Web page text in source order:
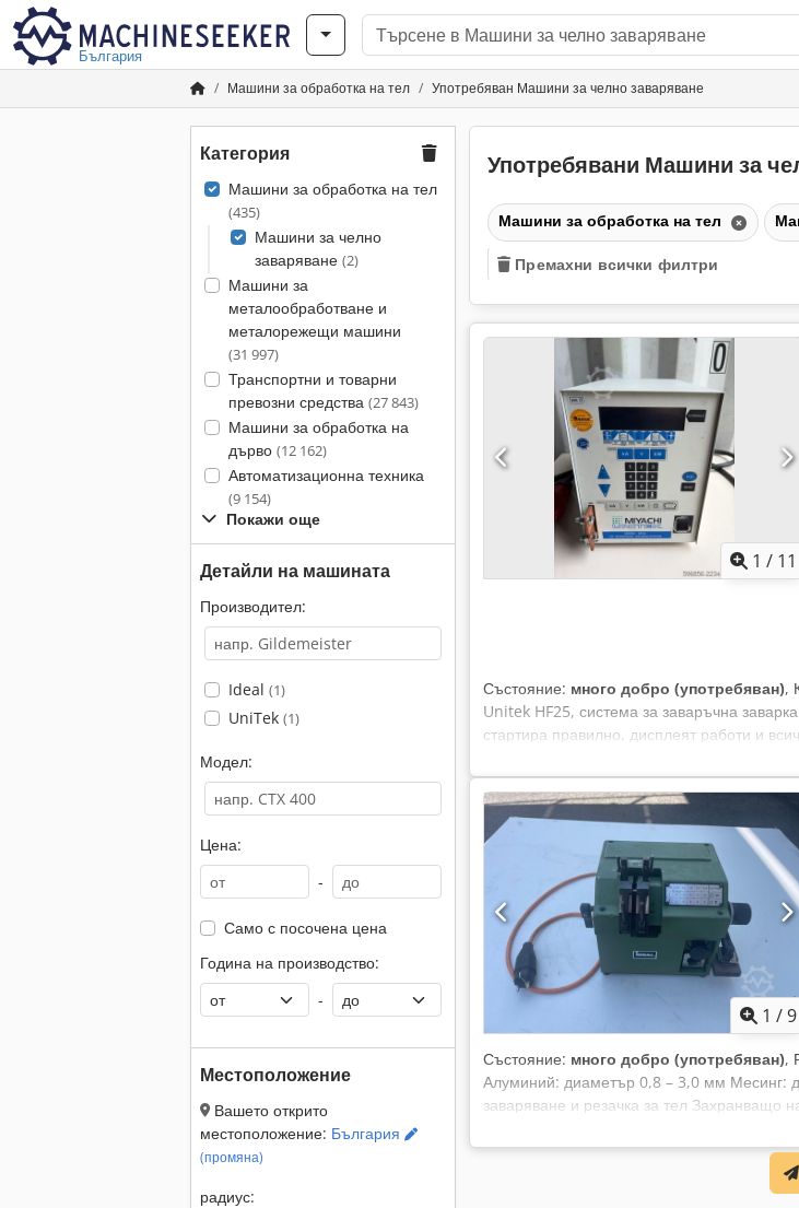
България
Машини за обработка на тел Употребяван Машини за челно заваряване
Категория
Машини за обработка на тел
(435)
Машини за челно
заваряване (2)
Машини за
металообработване и
металорежещи машини
(31 997)
Транспортни и товарни
превозни средства (27 843)
Машини за обработка на
дърво (12 162)
Автоматизационна техника
(9 154)
Покажи още
Детайли на машината
Производител:
Ideal (1)
UniTek (1)
Модел:
Цена:
-
Само с посочена цена
Година на производство:
-
Местоположение
Вашето открито
местоположение: България
(промяна)
радиус:
Употребявани Машини за
Машини за обработка на тел
Премахни всички филтри
1 / 11
Състояние: много добро (употребяван),
Unitek HF25, система за заваръчна
стартира правилно, дисплеят работи и
съобщението „EMERGENCY STOP –
аварийно спиране – това не е дефект на
процеса на точкова заварка с постоянен
възможност за програмиране на
485. Захранване 380–400 V AC, 50/60 Hz.
Тип: Система за заваръчна заварка с
AC, 50/60 Hz Макс. изходен ток: 2400 A
485 Входове, включително: ПЕДАЛ,
ЗАВАРЪЧНА ГЛАВА Състояние: Напълно
нормални следи от употреба.
снимките). Ремонтът не влияе на
1 /9
Състояние: много добро (употребяван),
Алуминий: диаметър 0,8 – 3,0 мм Месинг:
заваряване и резачка за тел